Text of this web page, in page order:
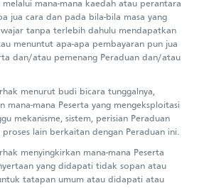
mana-mana kaedah atau perantara
jua cara dan pada bila-bila masa yang
tanpa terlebih dahulu mendapatkan
menuntut apa-apa pembayaran pun jua
dan/atau pemenang Peraduan dan/atau
menurut budi bicara tunggalnya,
mana-mana Peserta yang mengeksploitasi
mekanisme, sistem, perisian Peraduan
proses lain berkaitan dengan Peraduan ini.
menyingkirkan mana-mana Peserta
yang didapati tidak sopan atau
tatapan umum atau didapati atau